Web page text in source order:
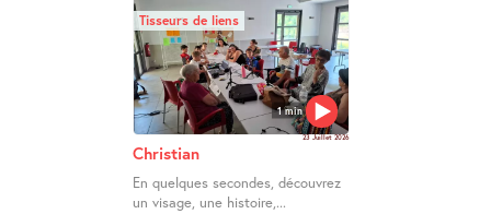
1 min
Tisseurs de liens
23 Juillet 2026
Christian
En quelques secondes, découvrez
un visage, une histoire,...